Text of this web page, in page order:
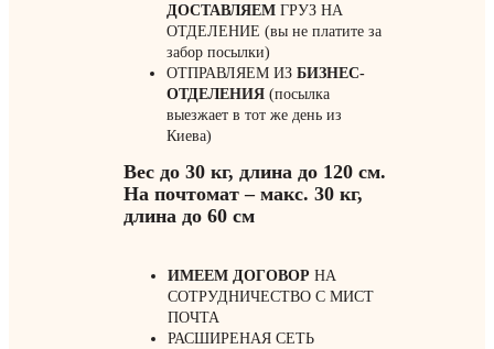
ДОСТАВЛЯЕМ ГРУЗ НА
ОТДЕЛЕНИЕ (вы не платите за
забор посылки)
ОТПРАВЛЯЕМ ИЗБИЗНЕС-
ОТДЕЛЕНИЯ (посылка
выезжает в тот же день из
Киева)
Вес до 30 кг, длина до 120 см.
На почтомат – макс. 30 кг,
длина до 60 см
ИМЕЕМ ДОГОВОР НА
СОТРУДНИЧЕСТВО С МИСТ
ПОЧТА
РАСШИРЕНАЯ СЕТЬ